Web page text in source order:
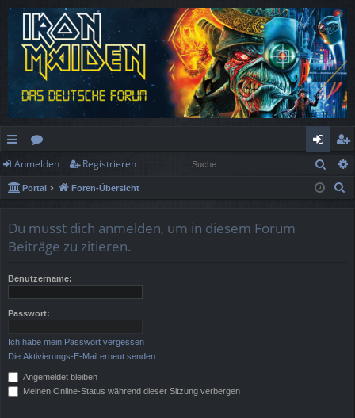
ch
ne
ug
f
or
en
n
m
eg
ist
Anmelden Registrieren
Portal Foren-Übersicht
Du musst dich anmelden, um in diesem Forum
Beiträge zu zitieren.
Benutzername:
Passwort:
Ich habe mein Passwort vergessen
Die Aktivierungs-E-Mail erneut senden
Angemeldet bleiben
Meinen Online-Status während dieser Sitzung verbergen